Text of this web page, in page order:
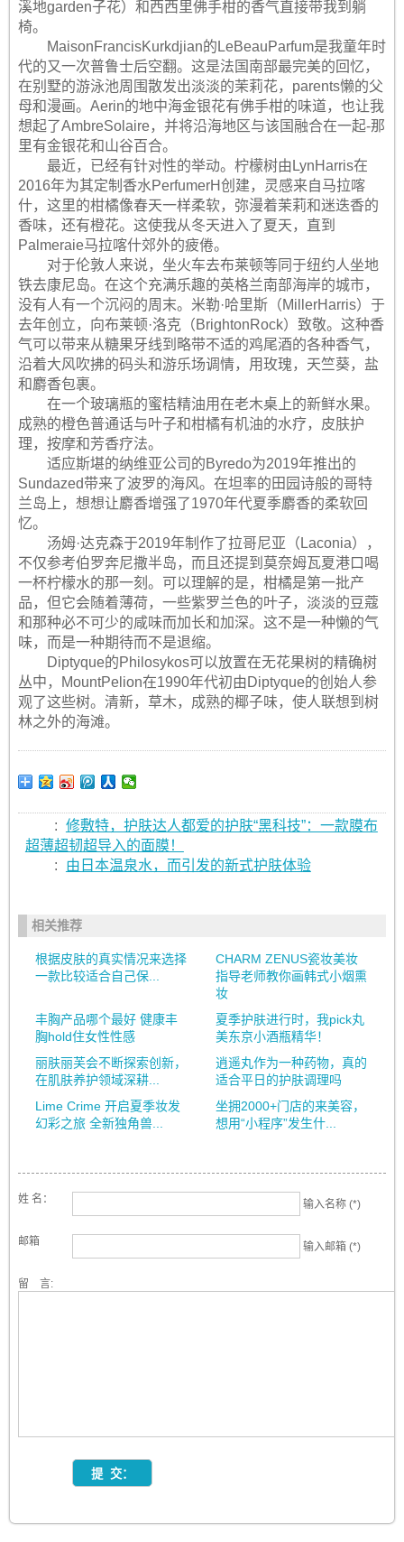
溪地garden子花）和西西里佛手柑的香气直接带我到躺
椅。
MaisonFrancisKurkdjian的LeBeauParfum是我童年时
代的又一次普鲁士后空翻。这是法国南部最完美的回忆，
在别墅的游泳池周围散发出淡淡的茉莉花，parents懒的父
母和漫画。Aerin的地中海金银花有佛手柑的味道，也让我
想起了AmbreSolaire，并将沿海地区与该国融合在一起-那
里有金银花和山谷百合。
最近，已经有针对性的举动。柠檬树由LynHarris在
2016年为其定制香水PerfumerH创建，灵感来自马拉喀
什，这里的柑橘像春天一样柔软，弥漫着茉莉和迷迭香的
香味，还有橙花。这使我从冬天进入了夏天，直到
Palmeraie马拉喀什郊外的疲倦。
对于伦敦人来说，坐火车去布莱顿等同于纽约人坐地
铁去康尼岛。在这个充满乐趣的英格兰南部海岸的城市，
没有人有一个沉闷的周末。米勒·哈里斯（MillerHarris）于
去年创立，向布莱顿·洛克（BrightonRock）致敬。这种香
气可以带来从糖果牙线到略带不适的鸡尾酒的各种香气，
沿着大风吹拂的码头和游乐场调情，用玫瑰，天竺葵，盐
和麝香包裹。
在一个玻璃瓶的蜜桔精油用在老木桌上的新鲜水果。
成熟的橙色普通话与叶子和柑橘有机油的水疗，皮肤护
理，按摩和芳香疗法。
适应斯堪的纳维亚公司的Byredo为2019年推出的
Sundazed带来了波罗的海风。在坦率的田园诗般的哥特
兰岛上，想想让麝香增强了1970年代夏季麝香的柔软回
忆。
汤姆·达克森于2019年制作了拉哥尼亚（Laconia），
不仅参考伯罗奔尼撒半岛，而且还提到莫奈姆瓦夏港口喝
一杯柠檬水的那一刻。可以理解的是，柑橘是第一批产
品，但它会随着薄荷，一些紫罗兰色的叶子，淡淡的豆蔻
和那种必不可少的咸味而加长和加深。这不是一种懒的气
味，而是一种期待而不是退缩。
Diptyque的Philosykos可以放置在无花果树的精确树
丛中，MountPelion在1990年代初由Diptyque的创始人参
观了这些树。清新，草木，成熟的椰子味，使人联想到树
林之外的海滩。
: 修敷特，护肤达人都爱的护肤“黑科技”：一款膜布
超薄超韧超导入的面膜！
:
由日本温泉水，而引发的新式护肤体验
相关推荐
根据皮肤的真实情况来选择
一款比较适合自己保...
CHARM ZENUS瓷妆美妆
指导老师教你画韩式小烟熏
妆
丰胸产品哪个最好 健康丰
胸hold住女性性感
夏季护肤进行时，我pick丸
美东京小酒瓶精华！
丽肤丽芙会不断探索创新，
在肌肤养护领域深耕...
逍遥丸作为一种药物，真的
适合平日的护肤调理吗
Lime Crime 开启夏季妆发
幻彩之旅 全新独角兽...
坐拥2000+门店的来美容，
想用“小程序”发生什...
姓 名： 输入名称 (*)
邮箱 输入邮箱 (*)
留 言: